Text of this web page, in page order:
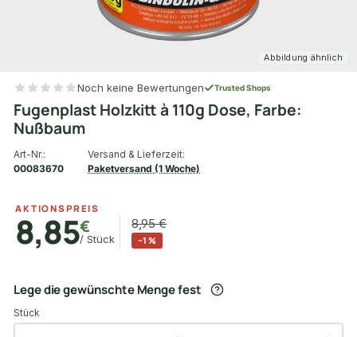
Abbildung ähnlich
Noch keine Bewertungen Trusted Shops
Fugenplast Holzkitt à 110g Dose, Farbe:
Nußbaum
Art-Nr.:
00083670
Versand & Lieferzeit:
Paketversand (1 Woche)
AKTIONSPREIS
8,85€
/ Stück
8,95 €
−1 %
Lege die gewünschte Menge fest
Stück